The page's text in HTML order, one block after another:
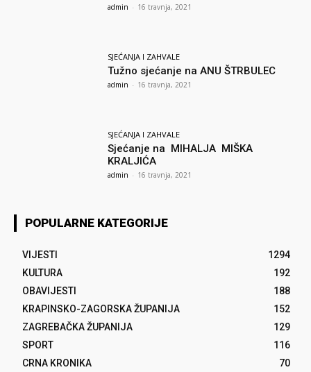
admin - 16 travnja, 2021
SJEĆANJA I ZAHVALE
Tužno sjećanje na ANU ŠTRBULEC
admin - 16 travnja, 2021
SJEĆANJA I ZAHVALE
Sjećanje na MIHALJA MIŠKA
KRALJIĆA
admin - 16 travnja, 2021
POPULARNE KATEGORIJE
VIJESTI
1294
KULTURA
192
OBAVIJESTI
188
KRAPINSKO-ZAGORSKA ŽUPANIJA
152
ZAGREBAČKA ŽUPANIJA
129
SPORT
116
CRNA KRONIKA
70